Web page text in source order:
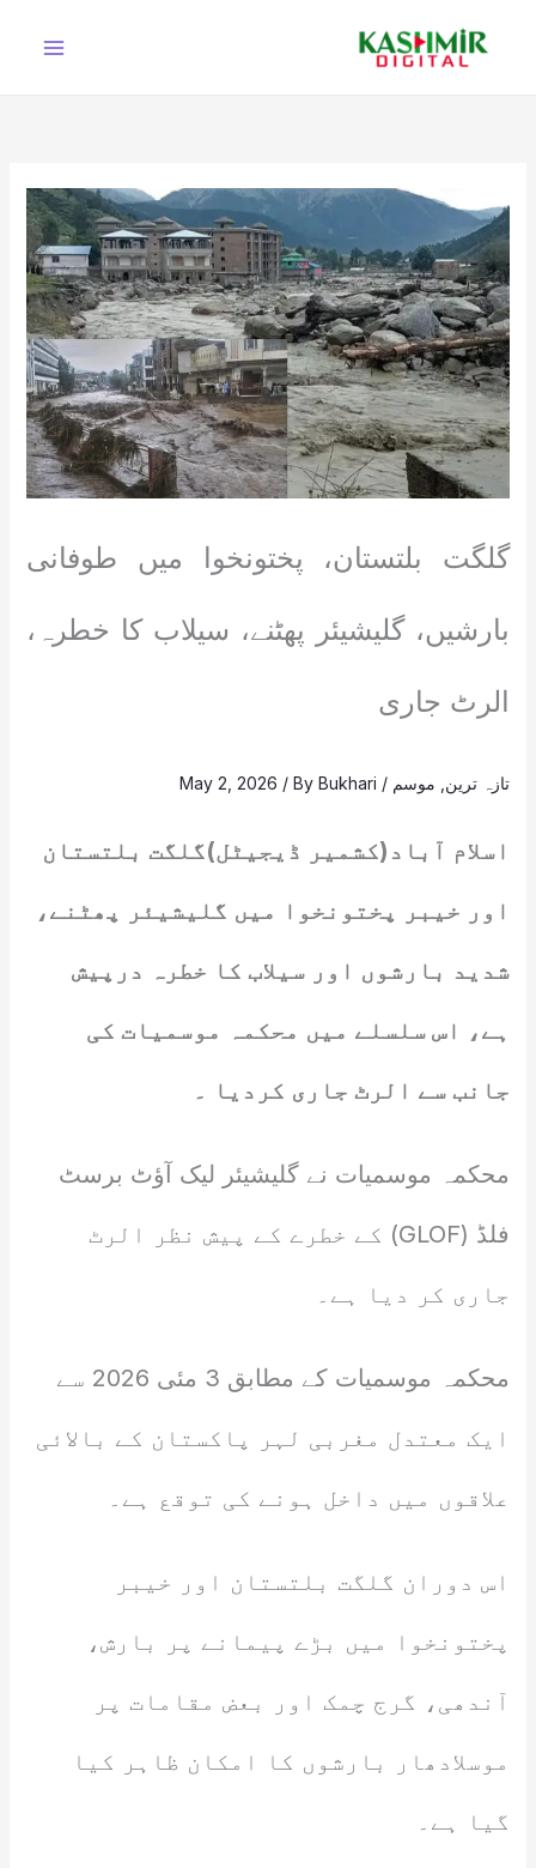
گلگت بلتستان، پختونخوا میں طوفانی
بارشیں، گلیشیئر پھٹنے، سیلاب کا خطرہ،
الرٹ جاری
تازہ ترین موسم /
May 2, 2026 / ByBukhari
اسلام آباد(کشمیر ڈیجیٹل)گلگت بلتستان
اور خیبر پختونخوا میں گلیشیئر پھٹنے،
شدید بارشوں اور سیلاب کا خطرہ درپیش
ہے، اس سلسلے میں محکمہ موسمیات کی
جانب سے الرٹ جاری کردیا ۔
محکمہ موسمیات نے گلیشیئر لیک آؤٹ برسٹ
فلڈ (GLOF) کے خطرے کے پیش نظر الرٹ
جاری کر دیا ہے۔
محکمہ موسمیات کے مطابق 3 مئی 2026 سے
ایک معتدل مغربی لہر پاکستان کے بالائی
علاقوں میں داخل ہونے کی توقع ہے۔
اس دوران گلگت بلتستان اور خیبر
پختونخوا میں بڑے پیمانے پر بارش،
آندھی، گرج چمک اور بعض مقامات پر
موسلادھار بارشوں کا امکان ظاہر کیا
گیا ہے۔